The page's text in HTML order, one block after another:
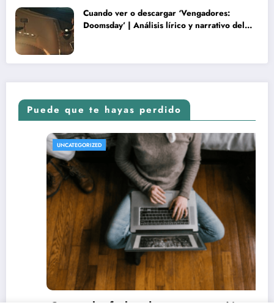
Cuando ver o descargar ‘Vengadores:
Doomsday’ | Análisis lírico y narrativo del
Puede que te hayas perdido
REVISTA DE CINE | NOTICIAS, IMÁGENES,
UNCATEGORIZED